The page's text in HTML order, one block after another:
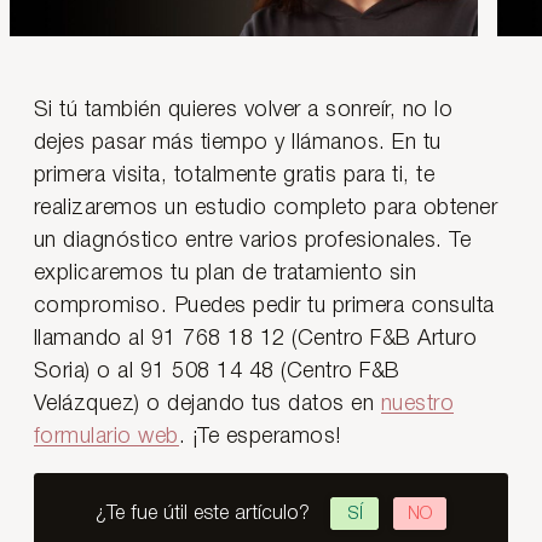
Si tú también quieres volver a sonreír, no lo
dejes pasar más tiempo y llámanos. En tu
primera visita, totalmente gratis para ti, te
realizaremos un estudio completo para obtener
un diagnóstico entre varios profesionales. Te
explicaremos tu plan de tratamiento sin
compromiso. Puedes pedir tu primera consulta
llamando al 91 768 18 12 (Centro F&B Arturo
Soria) o al 91 508 14 48 (Centro F&B
Velázquez) o dejando tus datos en nuestro
formulario web. ¡Te esperamos!
¿Te fue útil este artículo? SÍ NO